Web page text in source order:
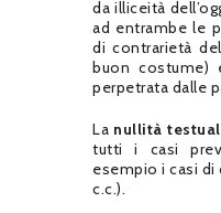
da illiceità
ad entrambe le
di contrarietà
buon costume)
perpetrata dalle
La nullità
tutti i casi
esempio i casi di
c.c.).